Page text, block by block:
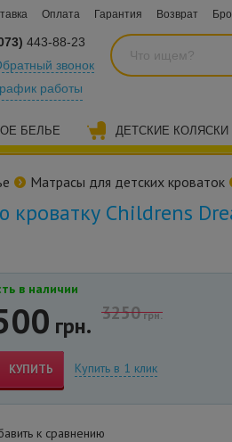
Оплата Гарантия Возврат
443-88-23
звонок
работы
БЕЛЬЕ ДЕТСКИЕ КОЛЯСКИ
Матрасы для детских кроваток
кроватку Childrens
в наличии
3250грн.
грн.
КУПИТЬ Купить в 1 клик
к сравнению